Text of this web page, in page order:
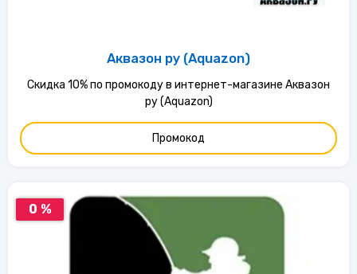
Аквазон ру (Aquazon)
Скидка 10% по промокоду в интернет-магазине Аквазон
ру (Aquazon)
Промокод
0 %